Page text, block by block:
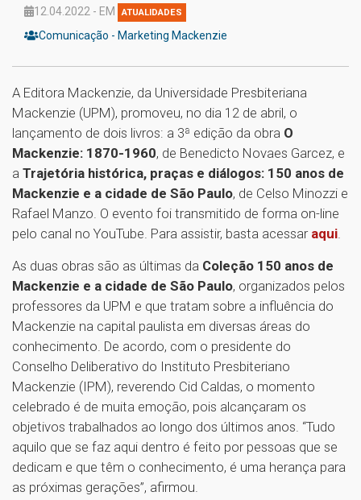
12.04.2022 - EM ATUALIDADES
Comunicação - Marketing Mackenzie
A Editora Mackenzie, da Universidade Presbiteriana
Mackenzie (UPM), promoveu, no dia 12 de abril, o
lançamento de dois livros: a 3ª edição da obra O
Mackenzie: 1870-1960, de Benedicto Novaes Garcez, e
a Trajetória histórica, praças e diálogos: 150 anos de
Mackenzie e a cidade de São Paulo, de Celso Minozzi e
Rafael Manzo. O evento foi transmitido de forma on-line
pelo canal no YouTube. Para assistir, basta acessar aqui.
As duas obras são as últimas da Coleção 150 anos de
Mackenzie e a cidade de São Paulo, organizados pelos
professores da UPM e que tratam sobre a influência do
Mackenzie na capital paulista em diversas áreas do
conhecimento. De acordo, com o presidente do
Conselho Deliberativo do Instituto Presbiteriano
Mackenzie (IPM), reverendo Cid Caldas, o momento
celebrado é de muita emoção, pois alcançaram os
objetivos trabalhados ao longo dos últimos anos. “Tudo
aquilo que se faz aqui dentro é feito por pessoas que se
dedicam e que têm o conhecimento, é uma herança para
as próximas gerações”, afirmou.